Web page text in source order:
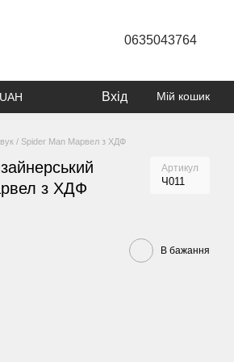
0635043764
UAH Вхід Мій кошик
/ Spider Man Марвел з ХДФ
з ХДФ
Артикул
Ч011
В бажання